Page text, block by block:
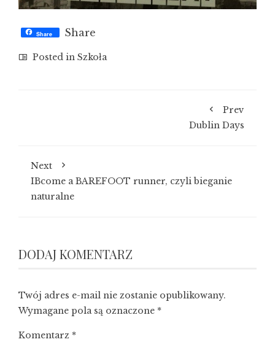
Share Share
Posted in Szkoła
Prev
Dublin Days
Next
IBcome a BAREFOOT runner, czyli bieganie
naturalne
DODAJ KOMENTARZ
Twój adres e-mail nie zostanie opublikowany.
Wymagane pola są oznaczone *
Komentarz *